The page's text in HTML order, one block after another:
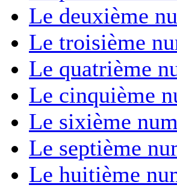
Le deuxième
Le troisième
Le quatrième
Le cinquième
Le sixième
Le septième
Le huitième